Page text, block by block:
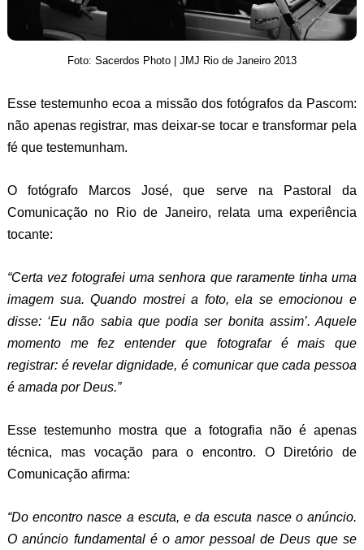
Foto: Sacerdos Photo | JMJ Rio de Janeiro 2013
Esse testemunho ecoa a missão dos fotógrafos da Pascom:
não apenas registrar, mas deixar-se tocar e transformar pela
fé que testemunham.
O fotógrafo Marcos José, que serve na Pastoral da
Comunicação no Rio de Janeiro, relata uma experiência
tocante:
“Certa vez fotografei uma senhora que raramente tinha uma
imagem sua. Quando mostrei a foto, ela se emocionou e
disse: ‘Eu não sabia que podia ser bonita assim’. Aquele
momento me fez entender que fotografar é mais que
registrar: é revelar dignidade, é comunicar que cada pessoa
é amada por Deus.”
Esse testemunho mostra que a fotografia não é apenas
técnica, mas vocação para o encontro. O Diretório de
Comunicação afirma:
“Do encontro nasce a escuta, e da escuta nasce o anúncio.
O anúncio fundamental é o amor pessoal de Deus que se